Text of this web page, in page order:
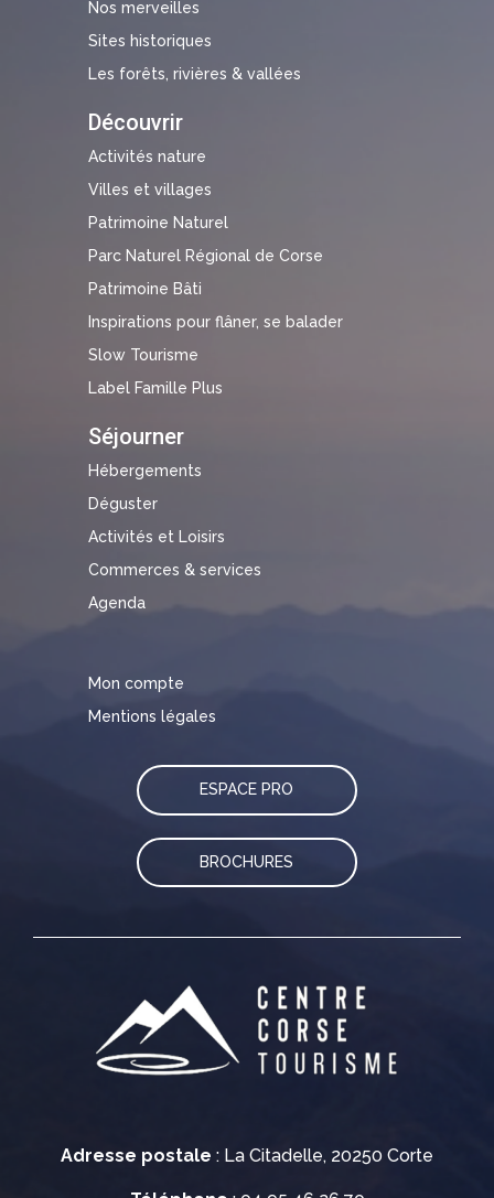
Adresse postale : La Citadelle, 20250 Corte
Nos merveilles
Sites historiques
Les forêts, rivières & vallées
Découvrir
Activités nature
Villes et villages
Patrimoine Naturel
Parc Naturel Régional de Corse
Patrimoine Bâti
Inspirations pour flâner, se balader
Slow Tourisme
Label Famille Plus
Séjourner
Hébergements
Déguster
Activités et Loisirs
Commerces & services
Agenda
Mon compte
Mentions légales
ESPACE PRO
BROCHURES